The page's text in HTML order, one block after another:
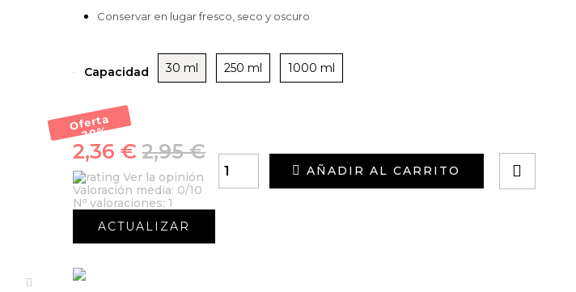
Conservar en lugar fresco, seco y oscuro
Capacidad 30 ml 250 ml 1000 ml
Oferta
-20
%
2,95 €
2,36 €
Ver la opinión
Valoración media: 0/10
Nº valoraciones: 1
AÑADIR AL CARRITO